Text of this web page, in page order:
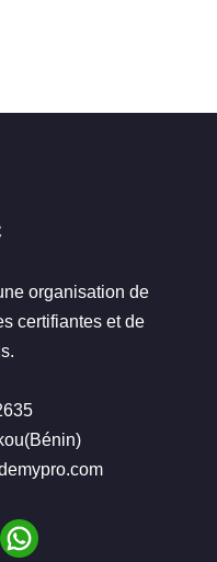
organisation de
certifiantes et de